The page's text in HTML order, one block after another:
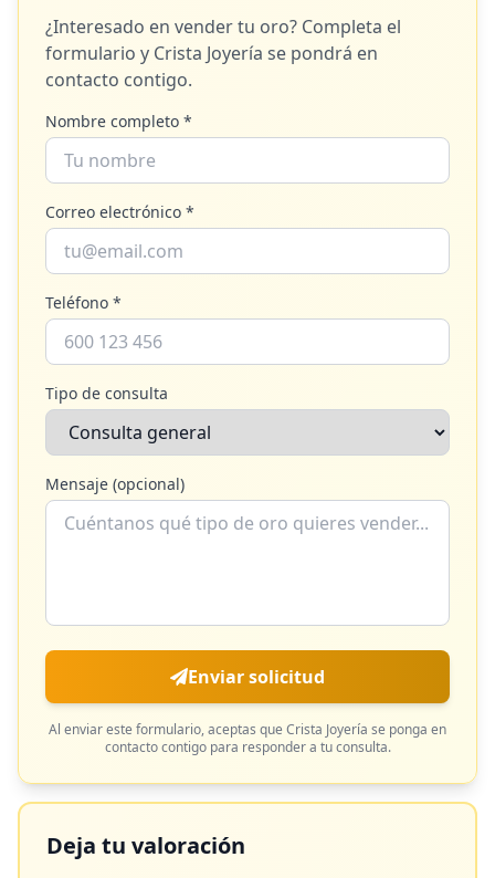
¿Interesado en vender tu oro? Completa el
formulario y Crista Joyería se pondrá en
contacto contigo.
Nombre completo *
Correo electrónico *
Teléfono *
Tipo de consulta
Mensaje (opcional)
Enviar solicitud
Al enviar este formulario, aceptas que Crista Joyería se ponga en
contacto contigo para responder a tu consulta.
Deja tu valoración